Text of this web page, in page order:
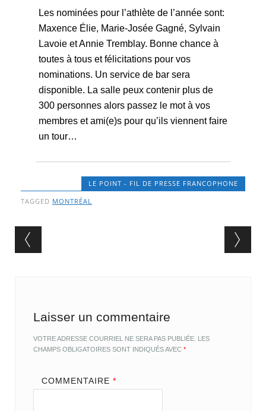
Les nominées pour l’athlète de l’année sont:
Maxence Élie, Marie-Josée Gagné, Sylvain
Lavoie et Annie Tremblay. Bonne chance à
toutes à tous et félicitations pour vos
nominations. Un service de bar sera
disponible. La salle peux contenir plus de
300 personnes alors passez le mot à vos
membres et ami(e)s pour qu’ils viennent faire
un tour…
LE POINT - FIL DE PRESSE FRANCOPHONE
TAGGED MONTRÉAL
Post navigation
Laisser un commentaire
VOTRE ADRESSE COURRIEL NE SERA PAS PUBLIÉE. LES
CHAMPS OBLIGATOIRES SONT INDIQUÉS AVEC*
COMMENTAIRE *